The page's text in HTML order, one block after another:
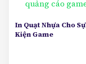
In Quạt Nhựa Cho Sự
Kiện Game